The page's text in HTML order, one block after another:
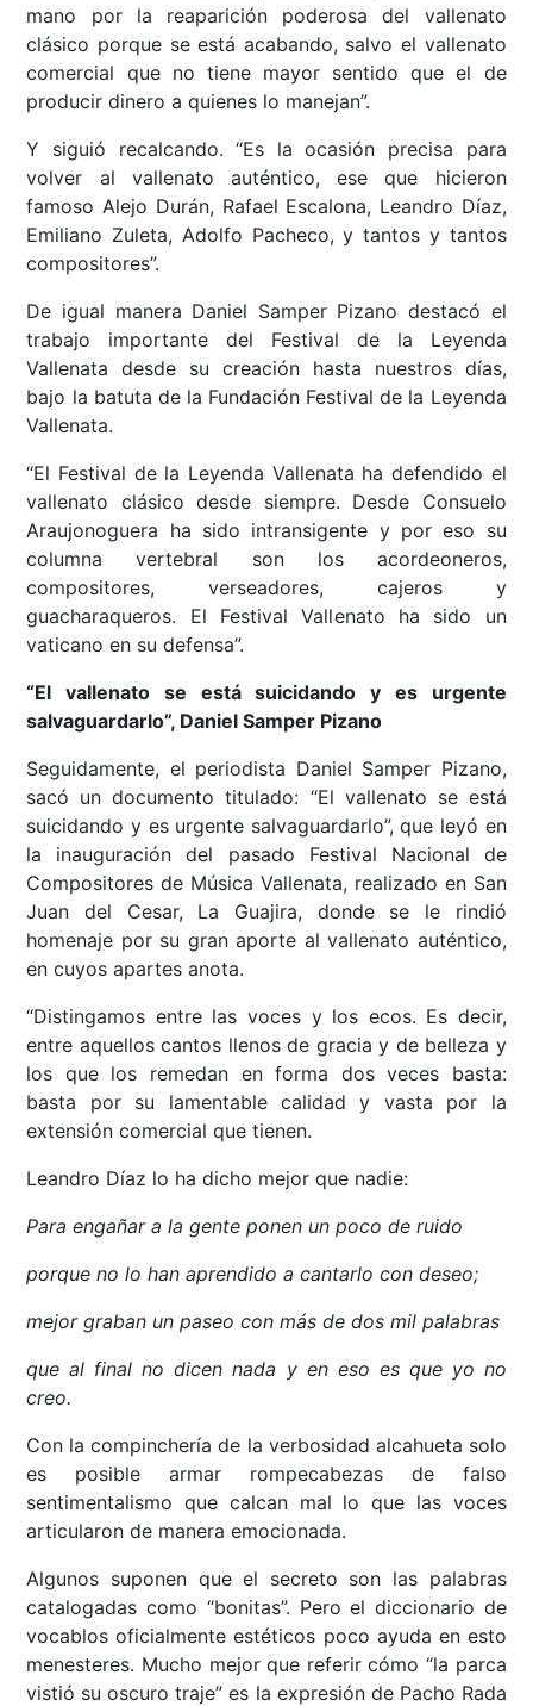
mano por la reaparición poderosa del vallenato
clásico porque se está acabando, salvo el vallenato
comercial que no tiene mayor sentido que el de
producir dinero a quienes lo manejan”.
Y siguió recalcando. “Es la ocasión precisa para
volver al vallenato auténtico, ese que hicieron
famoso Alejo Durán, Rafael Escalona, Leandro Díaz,
Emiliano Zuleta, Adolfo Pacheco, y tantos y tantos
compositores”.
De igual manera Daniel Samper Pizano destacó el
trabajo importante del Festival de la Leyenda
Vallenata desde su creación hasta nuestros días,
bajo la batuta de la Fundación Festival de la Leyenda
Vallenata.
“El Festival de la Leyenda Vallenata ha defendido el
vallenato clásico desde siempre. Desde Consuelo
Araujonoguera ha sido intransigente y por eso su
columna vertebral son los acordeoneros,
compositores, verseadores, cajeros y
guacharaqueros. El Festival Vallenato ha sido un
vaticano en su defensa”.
“El vallenato se está suicidando y es urgente
salvaguardarlo”, Daniel Samper Pizano
Seguidamente, el periodista Daniel Samper Pizano,
sacó un documento titulado: “El vallenato se está
suicidando y es urgente salvaguardarlo”, que leyó en
la inauguración del pasado Festival Nacional de
Compositores de Música Vallenata, realizado en San
Juan del Cesar, La Guajira, donde se le rindió
homenaje por su gran aporte al vallenato auténtico,
en cuyos apartes anota.
“Distingamos entre las voces y los ecos. Es decir,
entre aquellos cantos llenos de gracia y de belleza y
los que los remedan en forma dos veces basta:
basta por su lamentable calidad y vasta por la
extensión comercial que tienen.
Leandro Díaz lo ha dicho mejor que nadie:
Para engañar a la gente ponen un poco de ruido
porque no lo han aprendido a cantarlo con deseo;
mejor graban un paseo con más de dos mil palabras
que al final no dicen nada y en eso es que yo no
creo.
Con la compinchería de la verbosidad alcahueta solo
es posible armar rompecabezas de falso
sentimentalismo que calcan mal lo que las voces
articularon de manera emocionada.
Algunos suponen que el secreto son las palabras
catalogadas como “bonitas”. Pero el diccionario de
vocablos oficialmente estéticos poco ayuda en esto
menesteres. Mucho mejor que referir cómo “la parca
vistió su oscuro traje” es la expresión de Pacho Rada